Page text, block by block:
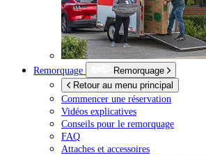
Remorquage
Remorquage
Retour au menu principal
Commencer une réservation
Vidéos explicatives
Conseils pour le remorquage
FAQ
Attaches et accessoires